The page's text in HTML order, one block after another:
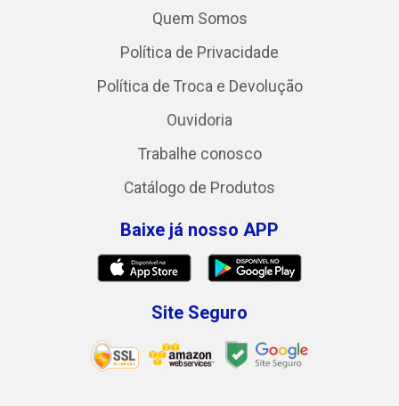
Quem Somos
Política de Privacidade
Política de Troca e Devolução
Ouvidoria
Trabalhe conosco
Catálogo de Produtos
Baixe já nosso APP
Site Seguro